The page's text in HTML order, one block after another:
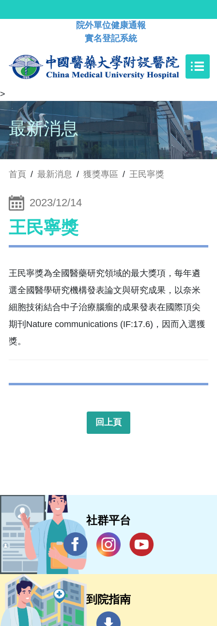
院外單位健康通報
實名登記系統
>
最新消息
首頁 / 最新消息 / 獲獎專區 / 王民寧獎
2023/12/14
王民寧獎
王民寧獎為全國醫藥研究領域的最大獎項，每年遴
選全國醫學研究機構發表論文與研究成果，以奈米
細胞技術結合中子治療腦瘤的成果發表在國際頂尖
期刊Nature communications (IF:17.6)，因而入選獲
獎。
回上頁
社群平台
到院指南